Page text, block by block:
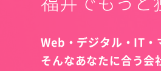
Web・デジタル・IT・
そんなあなたに合う会